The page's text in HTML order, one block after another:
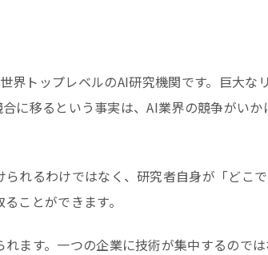
トップレベルのAI研究機関です。巨大な
に移るという事実は、AI業界の競争がいか
れるわけではなく、研究者自身が「どこ
ことができます。
ます。一つの企業に技術が集中するので